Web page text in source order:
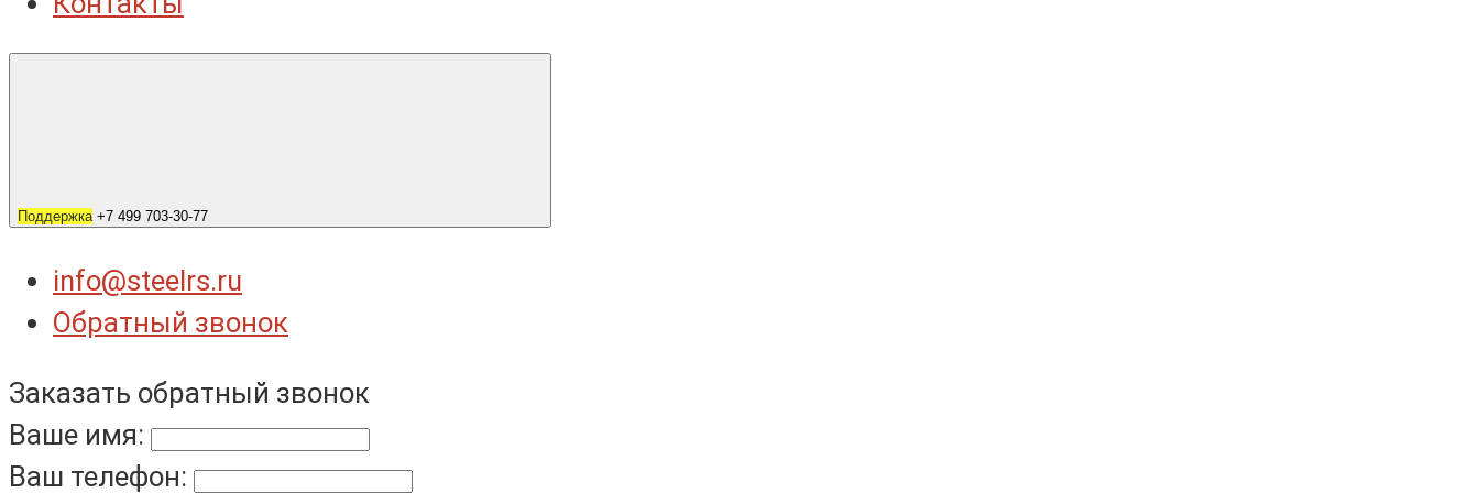
Поддержка +7 499 703-30-77
info@steelrs.ru
Обратный звонок
Заказать обратный звонок
Ваше имя:
Ваш телефон: